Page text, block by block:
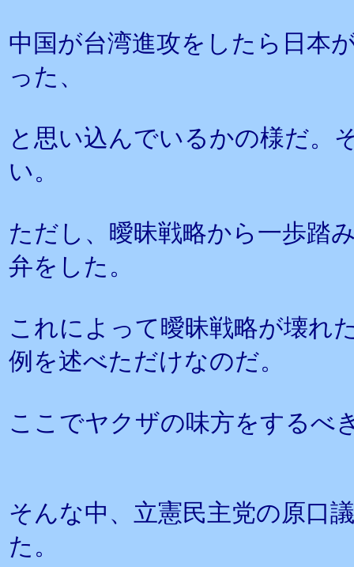
中国が台湾進攻をしたら日本
った、
と思い込んでいるかの様だ。
い。
ただし、曖昧戦略から一歩踏
弁をした。
これによって曖昧戦略が壊れ
例を述べただけなのだ。
ここでヤクザの味方をするべ
そんな中、立憲民主党の原口
た。